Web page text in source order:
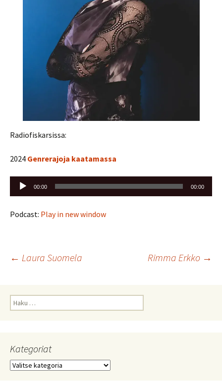
Radiofiskarsissa:
2024 Genrerajoja kaatamassa
Äänitoistin
00:00 00:00
Podcast: Play in new window
Artikkelien
← Laura Suomela Rimma Erkko →
Haku:
Kategoriat
Kategoriat